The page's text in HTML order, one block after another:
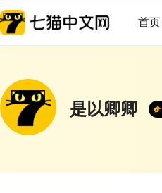
首页
是以卿卿